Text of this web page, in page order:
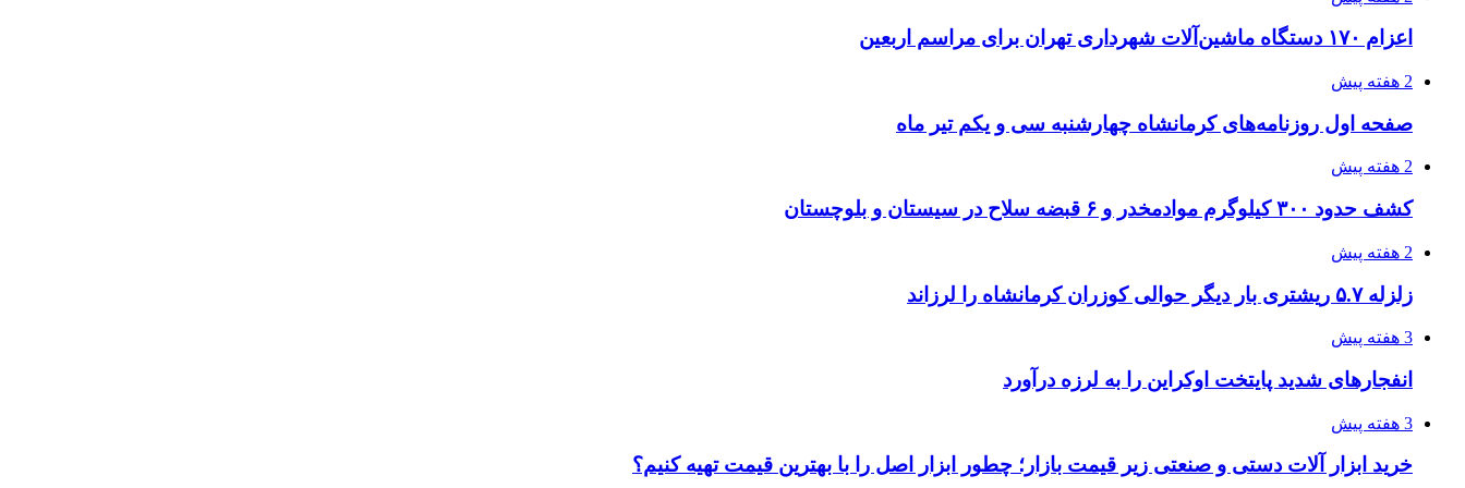
اعزام ۱۷۰ دستگاه ماشین‌آلات شهرداری تهران برای مراسم اربعین
2 هفته پیش
صفحه اول روزنامه‌های کرمانشاه چهارشنبه سی و یکم تیر ماه
2 هفته پیش
کشف حدود ۳۰۰ کیلوگرم موادمخدر و ۶ قبضه سلاح در سیستان و بلوچستان
2 هفته پیش
زلزله ۵.۷ ریشتری بار دیگر حوالی کوزران کرمانشاه را لرزاند
3 هفته پیش
انفجارهای شدید پایتخت اوکراین را به لرزه درآورد
3 هفته پیش
خرید ابزار آلات دستی و صنعتی زیر قیمت بازار؛ چطور ابزار اصل را با بهترین قیمت تهیه کنیم؟